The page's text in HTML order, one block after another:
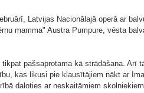
Latvijas Nacionālajā operā ar
mamma" Austra Pumpure, vēsta
pašsaprotama kā strādāšana. Arī
kas likusi pie klausītājiem nākt ar
daloties ar neskaitāmiem